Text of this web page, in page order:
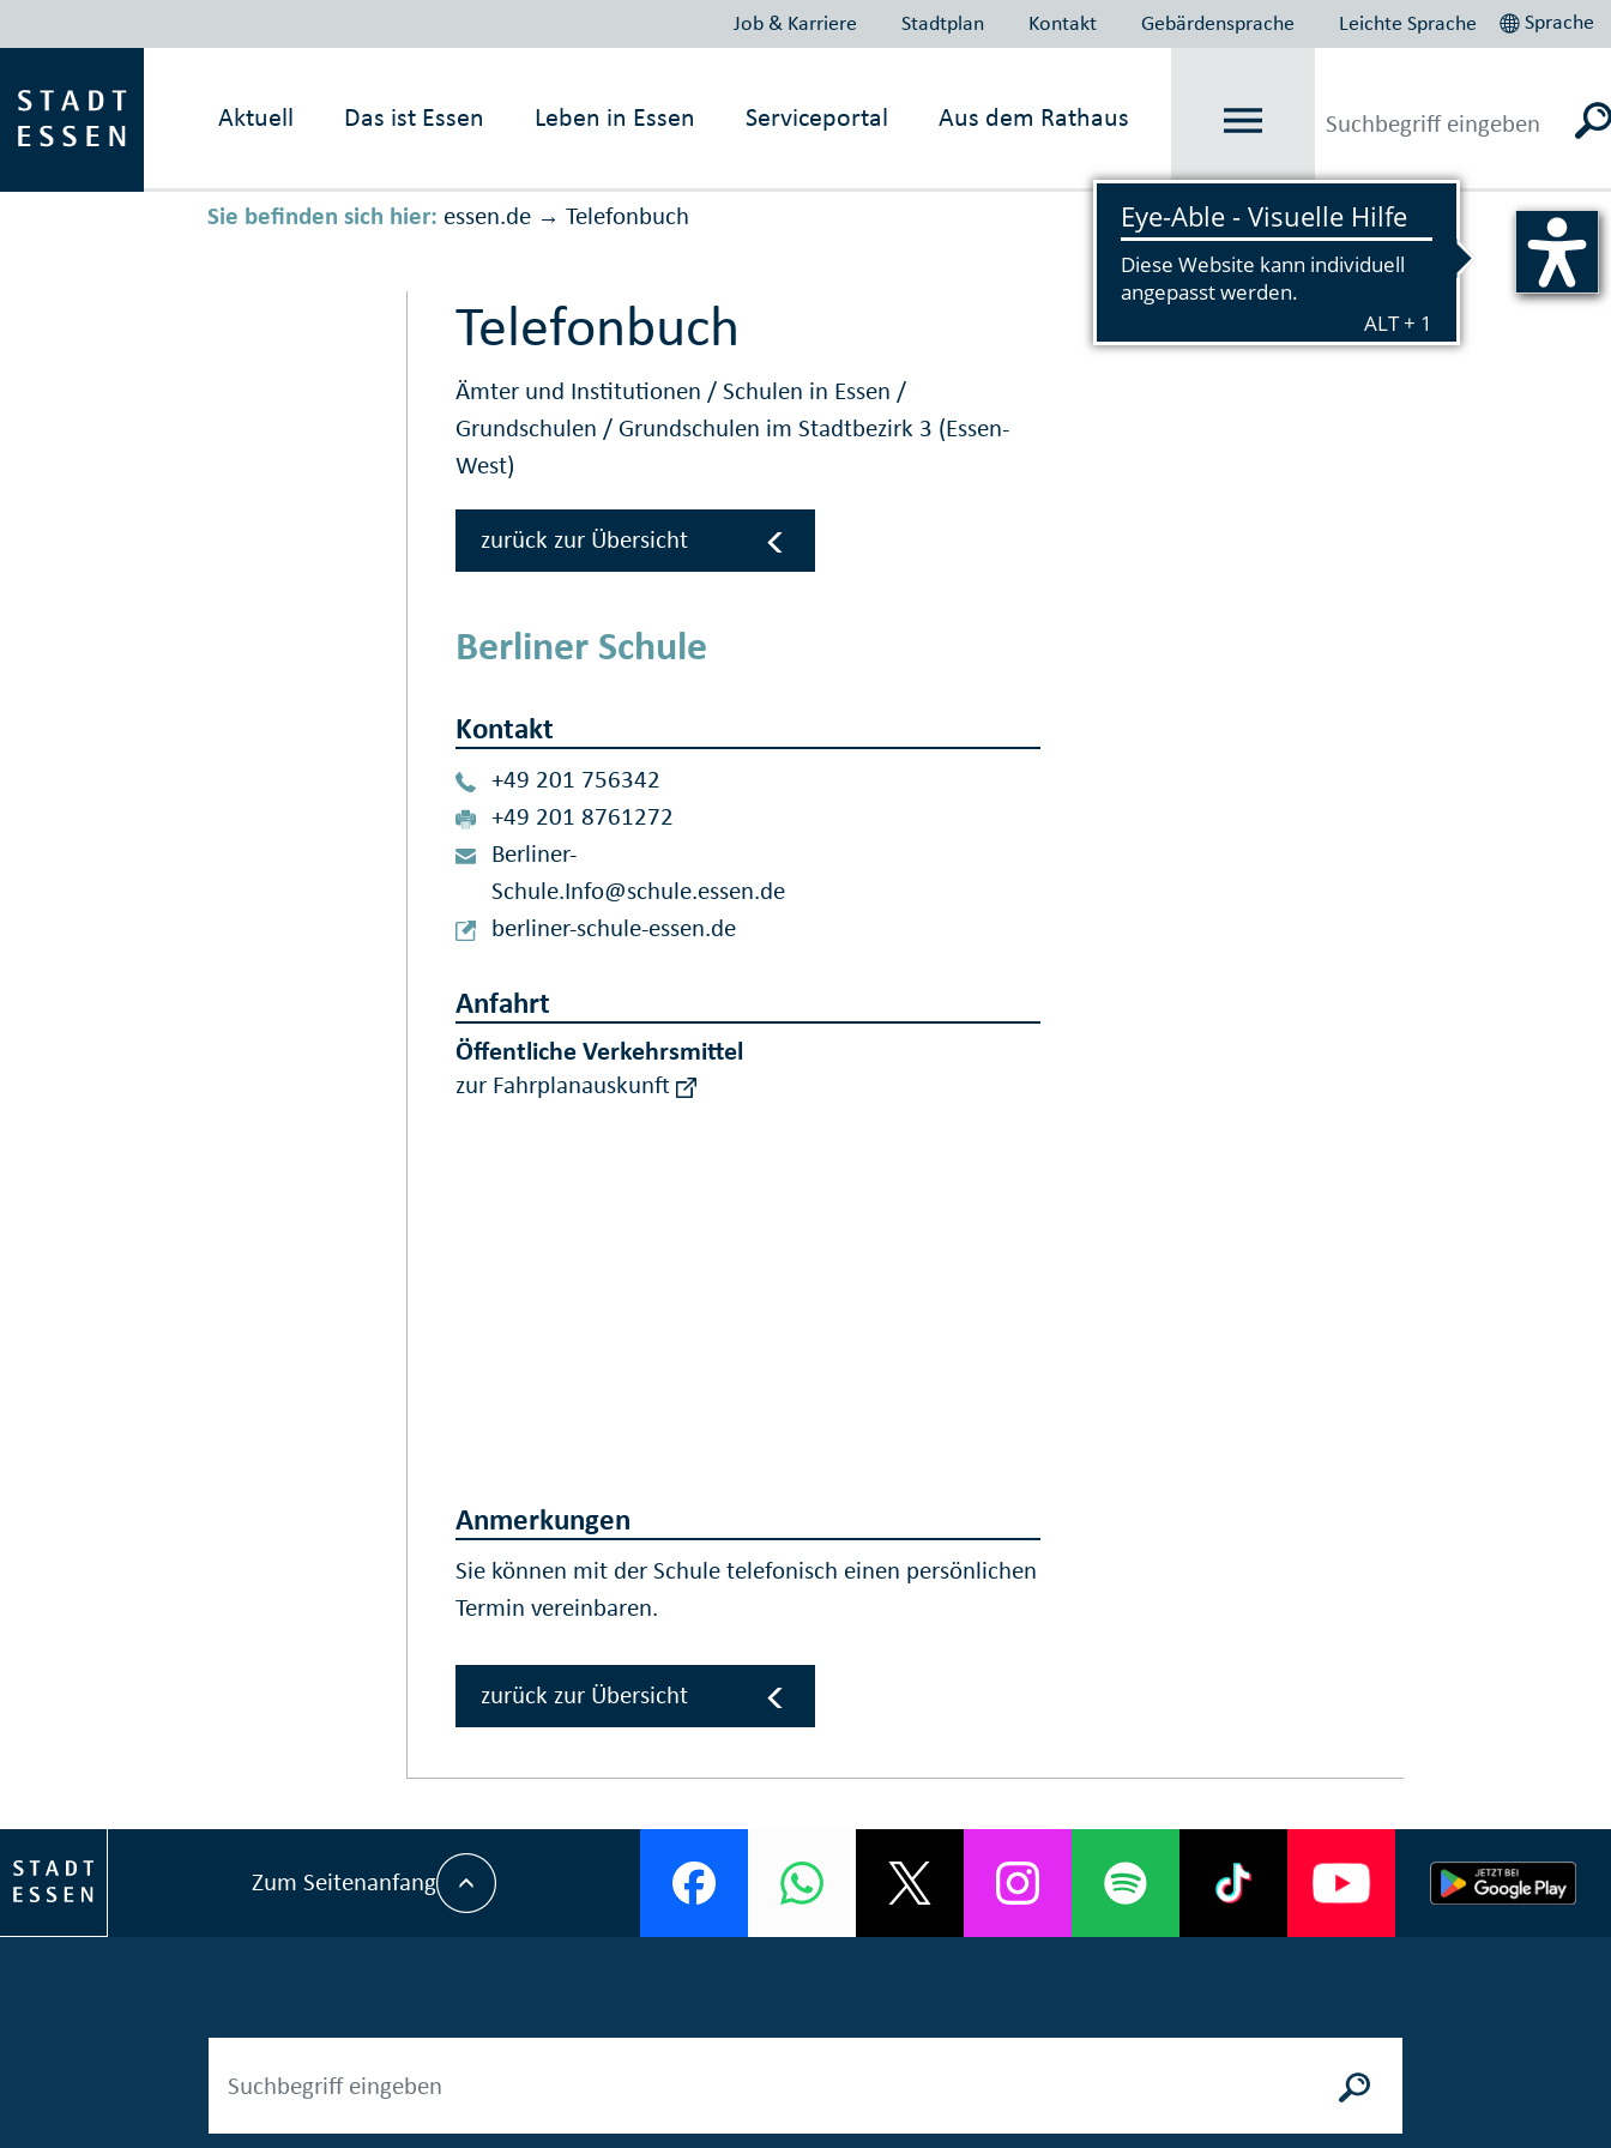
Job & Karriere Stadtplan Kontakt Gebärdensprache Leichte Sprache Sprache
Aktuell Das ist Essen Leben in Essen Serviceportal Aus dem Rathaus
Sie befinden sich hier: essen.de → Telefonbuch Vorlesen
Telefonbuch
Ämter und Institutionen /Schulen in Essen /
Grundschulen / Grundschulen im Stadtbezirk 3 (Essen-
West)
zurück zur Übersicht
Berliner Schule
Kontakt
+49 201 756342
+49 201 8761272
Berliner-
Schule.Info@schule.essen.de
berliner-schule-essen.de
Anfahrt
Öffentliche Verkehrsmittel
zur Fahrplanauskunft
Anmerkungen
Sie können mit der Schule telefonisch einen persönlichen
Termin vereinbaren.
zurück zur Übersicht
Zum Seitenanfang